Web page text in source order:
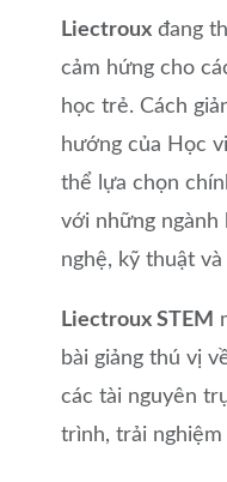
Liectroux đang
cảm hứng cho
học trẻ. Cách
hướng của Học
thể lựa chọn
với những ngành
nghệ, kỹ thuật
Liectroux STEM
bài giảng thú vị
các tài nguyên
trình, trải